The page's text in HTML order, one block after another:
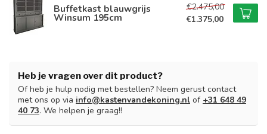
Buffetkast blauwgrijs
Winsum 195cm
€2.475,00
€1.375,00
Heb je vragen over dit product?
Of heb je hulp nodig met bestellen? Neem gerust contact
met ons op via info@kastenvandekoning.nl of +31 648 49
40 73. We helpen je graag!!